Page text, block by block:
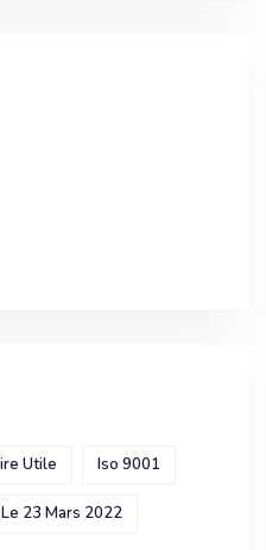
Utile Iso 9001
23 Mars 2022